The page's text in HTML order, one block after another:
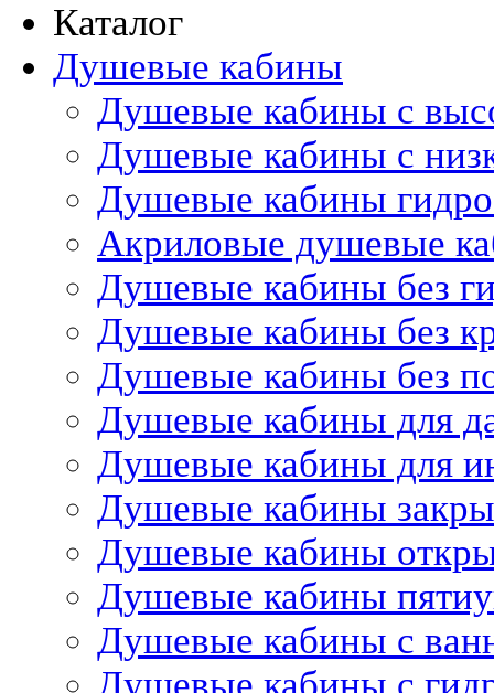
Каталог
Душевые кабины
Душевые кабины с
Душевые кабины с
Душевые кабины
Акриловые душевые
Душевые кабины без
Душевые кабины без
Душевые кабины без
Душевые кабины для
Душевые кабины для
Душевые кабины
Душевые кабины
Душевые кабины
Душевые кабины с